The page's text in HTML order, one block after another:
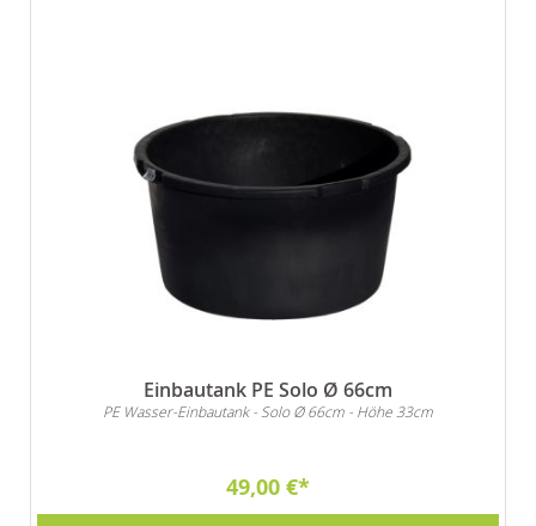
Einbautank PE Solo Ø 66cm
PE Wasser-Einbautank - Solo Ø 66cm - Höhe 33cm
49,00 €